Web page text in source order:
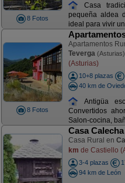
8 Fotos
Casa
pequeña aldea
ideal para vivir
8 Fotos
Apartamentos
Teverga (Asturias)
(Asturias)
10+8 plazas
40 km de
Antigüa
Convertidos
Salon-cocina,
Casa Calecha
Casa Rural en
km de Castiello
3-4 plazas
94 km de León